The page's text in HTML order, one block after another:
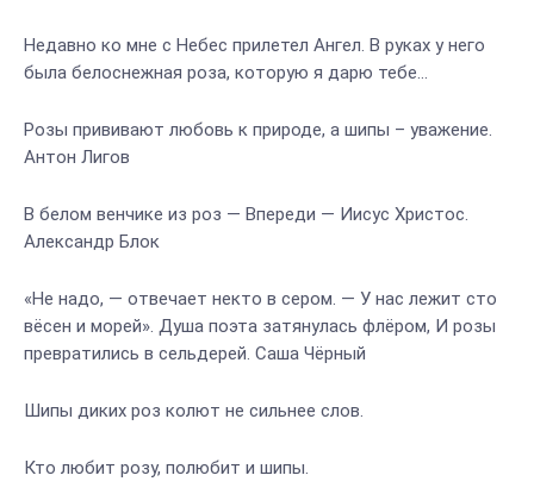
Недавно ко мне с Небес прилетел Ангел. В руках у него
была белоснежная роза, которую я дарю тебе…
Розы прививают любовь к природе, а шипы – уважение.
Антон Лигов
В белом венчике из роз — Впереди — Иисус Христос.
Александр Блок
«Не надо, ― отвечает некто в сером. ― У нас лежит сто
вёсен и морей». Душа поэта затянулась флёром, И розы
превратились в сельдерей. Саша Чёрный
Шипы диких роз колют не сильнее слов.
Кто любит розу, полюбит и шипы.